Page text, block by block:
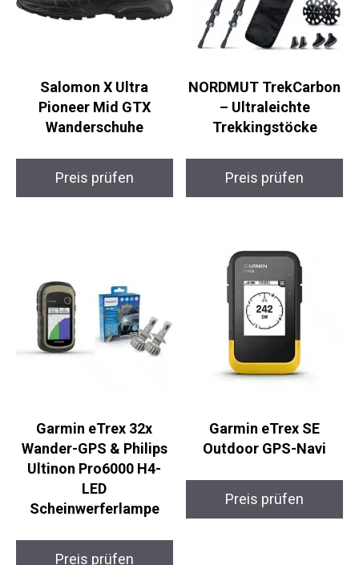
Salomon X Ultra
Pioneer Mid GTX
Wanderschuhe
Preis prüfen
NORDMUT TrekCarbon
– Ultraleichte
Trekkingstöcke
Preis prüfen
Garmin eTrex 32x
Wander-GPS & Philips
Ultinon Pro6000 H4-
LED
Scheinwerferlampe
Preis prüfen
Garmin eTrex SE
Outdoor GPS-Navi
Preis prüfen